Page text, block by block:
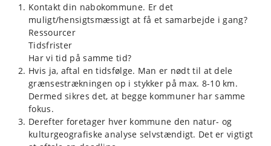
Kontakt din nabokommune. Er det
muligt/hensigtsmæssigt at få et samarbejde i gang?
Ressourcer
Tidsfrister
Har vi tid på samme tid?
Hvis ja, aftal en tidsfølge. Man er nødt til at dele
grænsestrækningen op i stykker på max. 8-10 km.
Dermed sikres det, at begge kommuner har samme
fokus.
Derefter foretager hver kommune den natur- og
kulturgeografiske analyse selvstændigt. Det er vigtigt